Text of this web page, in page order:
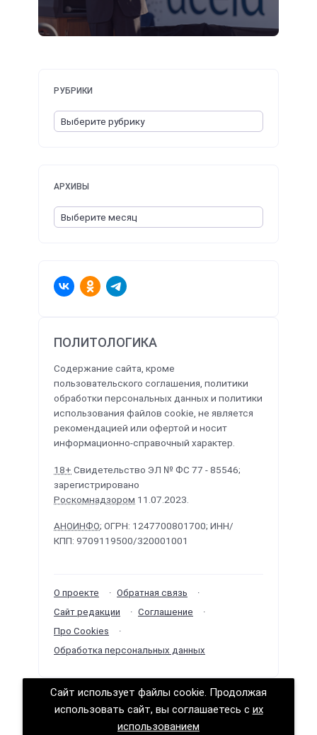
ПОЛИТОЛОГИКА
Содержание сайта, кроме
пользовательского соглашения, политики
обработки персональных данных и политики
использования файлов cookie, не является
рекомендацией или офертой и носит
информационно-справочный характер.
18+ Свидетельство ЭЛ № ФС 77 - 85546;
зарегистрировано
Роскомнадзором 11.07.2023.
АНОИНФО; ОГРН: 1247700801700; ИНН/
КПП: 9709119500/320001001
О проекте
Обратная связь
Сайт редакции
Соглашение
Про Cookies
Обработка персональных данных
РУБРИКИ
АРХИВЫ
Политологика ©2026 · Сделано вРунетЛаб –
Сайт использует файлы cookie. Продолжая
использовать сайт, вы соглашаетесь с их
использованием